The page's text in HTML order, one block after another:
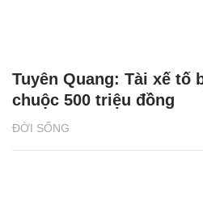
ĐỜI SỐNG
Tuyên Quang: Tài xế tố
chuộc 500 triệu đồng